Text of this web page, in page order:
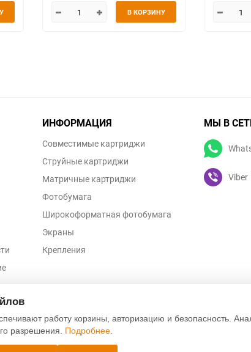
В КОРЗИНУ
ИНФОРМАЦИЯ
Совместимые картриджи
Струйные картриджи
Матричные картриджи
Фотобумага
Широкоформатная фотобумага
Экраны
Крепления
МЫ В
Viber
работу корзины, авторизацию и безопасность.
разрешения. Подробнее